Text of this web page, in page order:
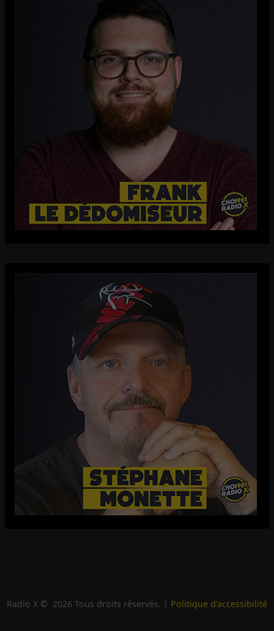
Radio X © 2026 Tous droits réservés. | Politique d'accessibilité